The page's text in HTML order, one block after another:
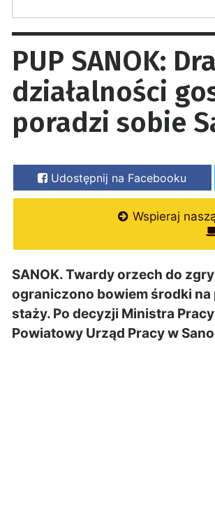
PUP SANOK:
działalności
poradzi sobie
Udostępnij na Facebooku
Wspieraj
SANOK. Twardy orzech do
ograniczono bowiem środki
staży. Po decyzji Ministra
Powiatowy Urząd Pracy w